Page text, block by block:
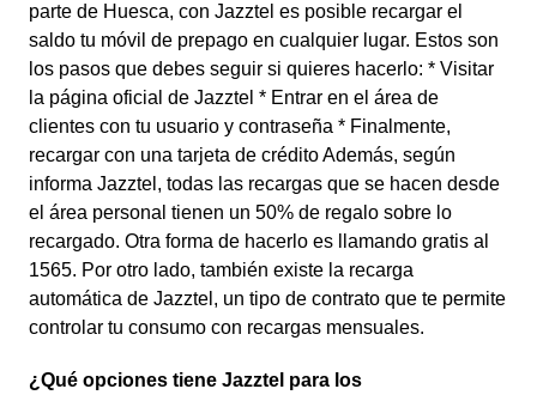
parte de Huesca, con Jazztel es posible recargar el
saldo tu móvil de prepago en cualquier lugar. Estos son
los pasos que debes seguir si quieres hacerlo: * Visitar
la página oficial de Jazztel * Entrar en el área de
clientes con tu usuario y contraseña * Finalmente,
recargar con una tarjeta de crédito Además, según
informa Jazztel, todas las recargas que se hacen desde
el área personal tienen un 50% de regalo sobre lo
recargado. Otra forma de hacerlo es llamando gratis al
1565. Por otro lado, también existe la recarga
automática de Jazztel, un tipo de contrato que te permite
controlar tu consumo con recargas mensuales.
¿Qué opciones tiene Jazztel para los